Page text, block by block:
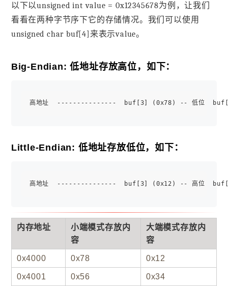
以下以unsigned int value = 0x12345678为例，让我们
看看在两种字节序下它的存储情况。我们可以使用
unsigned char buf[4]来表示value。
Big-Endian: 低地址存放高位，如下：
Little-Endian: 低地址存放低位，如下：
内存地址
小端模式存放内
容
大端模式存放内
容
0x4000 0x78 0x12
0x4001 0x56 0x34